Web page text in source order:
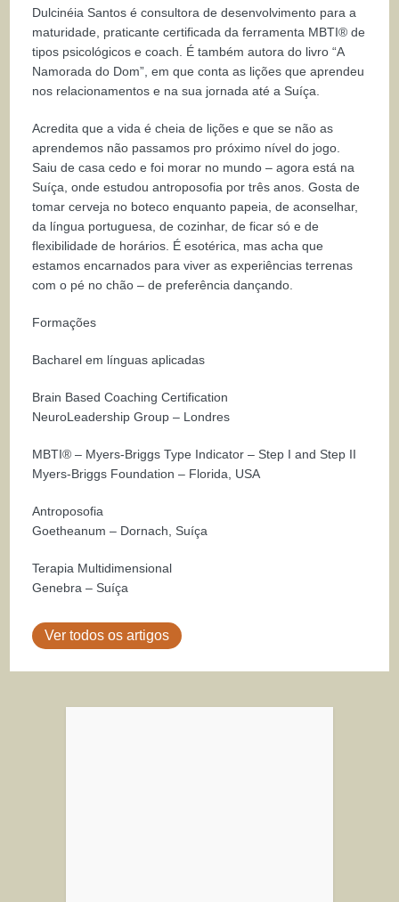
Dulcinéia Santos é consultora de desenvolvimento para a
maturidade, praticante certificada da ferramenta MBTI® de
tipos psicológicos e coach. É também autora do livro “A
Namorada do Dom”, em que conta as lições que aprendeu
nos relacionamentos e na sua jornada até a Suíça.
Acredita que a vida é cheia de lições e que se não as
aprendemos não passamos pro próximo nível do jogo.
Saiu de casa cedo e foi morar no mundo – agora está na
Suíça, onde estudou antroposofia por três anos. Gosta de
tomar cerveja no boteco enquanto papeia, de aconselhar,
da língua portuguesa, de cozinhar, de ficar só e de
flexibilidade de horários. É esotérica, mas acha que
estamos encarnados para viver as experiências terrenas
com o pé no chão – de preferência dançando.
Formações
Bacharel em línguas aplicadas
Brain Based Coaching Certification
NeuroLeadership Group – Londres
MBTI® – Myers-Briggs Type Indicator – Step I and Step II
Myers-Briggs Foundation – Florida, USA
Antroposofia
Goetheanum – Dornach, Suíça
Terapia Multidimensional
Genebra – Suíça
Ver todos os artigos